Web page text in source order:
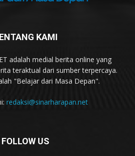
KAMI
adalah medial berita online yang
teraktual dari sumber terpercaya.
"Belajar dari Masa Depan".
redaksi@sinarharapan.net
FOLLOW US